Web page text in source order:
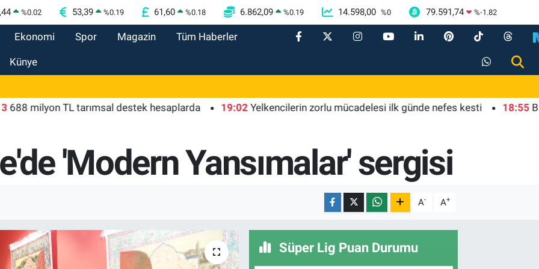
%0.02 53,39 %0.19 61,60 %0.18 6.862,09 %0.19 14.598,00 %0 79.591,74 %-1.82
Ekonomi Spor Magazin Tüm Haberler
Künye
TL tarımsal destek hesaplarda 19:02 Yelkencilerin zorlu mücadelesi ilk günde nefes kesti 18:55
'Modern Yansımalar' sergisi
A- A+
Süper Lig Puan Durumu